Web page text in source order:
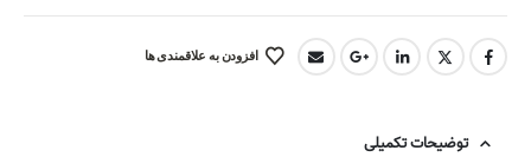
افزودن به علاقمندی ها
توضیحات تکمیلی